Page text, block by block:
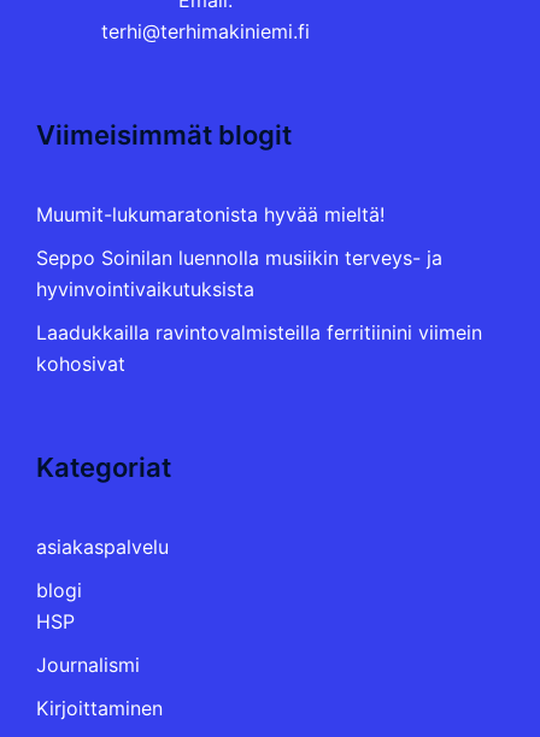
terhi@terhimakiniemi.fi
Viimeisimmät blogit
Muumit-lukumaratonista hyvää mieltä!
Seppo Soinilan luennolla musiikin terveys- ja
hyvinvointivaikutuksista
Laadukkailla ravintovalmisteilla ferritiinini viimein
kohosivat
Kategoriat
asiakaspalvelu
blogi
HSP
Journalismi
Kirjoittaminen